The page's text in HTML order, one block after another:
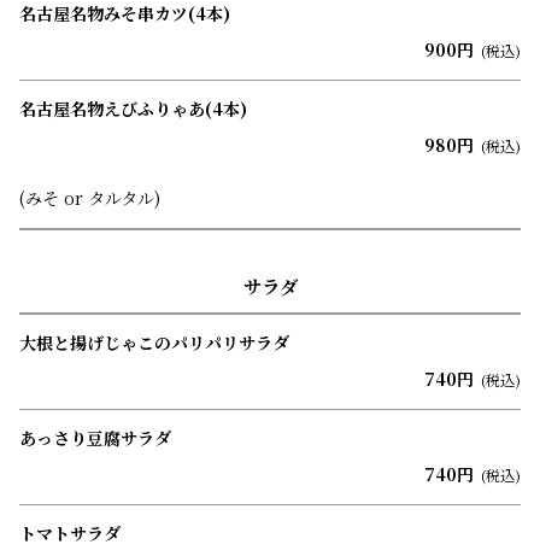
名古屋名物みそ串カツ(4本)
900円 (税込)
名古屋名物えびふりゃあ(4本)
980円 (税込)
(みそ or タルタル)
サラダ
大根と揚げじゃこのパリパリサラダ
740円 (税込)
あっさり豆腐サラダ
740円 (税込)
トマトサラダ